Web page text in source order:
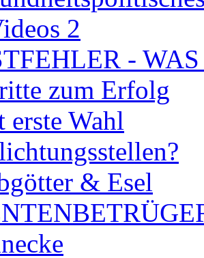
2
-
zum Erfolg
erste Wahl
& Esel